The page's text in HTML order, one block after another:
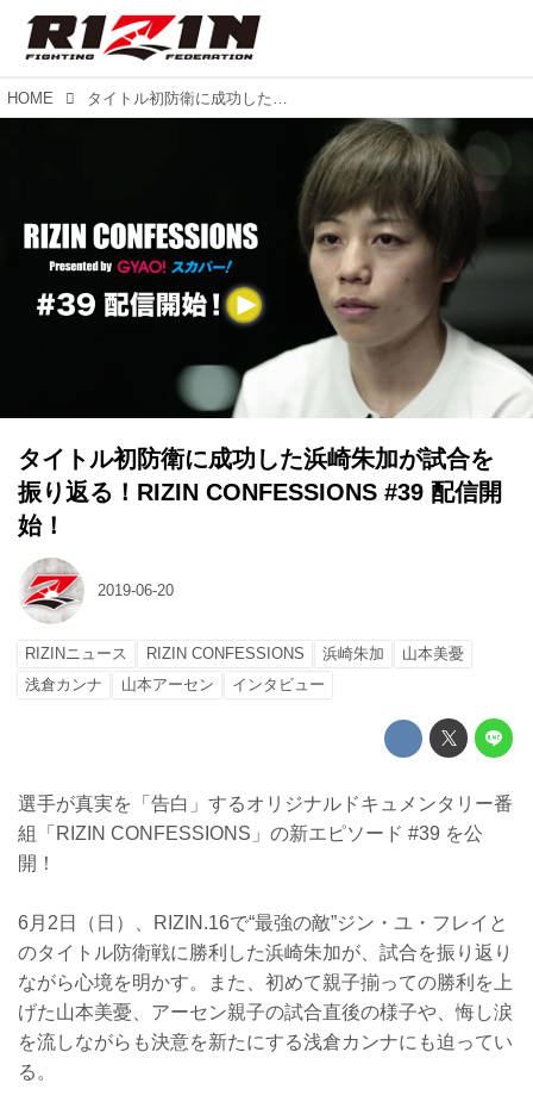
HOME タイトル初防衛に成功した浜崎朱加が試合を振り返る！RIZIN CONFESSIONS #39 配信開始！
タイトル初防衛に成功した浜崎朱加が試合を
振り返る！RIZIN CONFESSIONS #39 配信開
始！
2019-06-20
RIZINニュース RIZIN CONFESSIONS 浜崎朱加
山本美憂
浅倉カンナ
山本アーセン インタビュー
選手が真実を「告白」するオリジナルドキュメンタリー番
組「RIZIN CONFESSIONS」の新エピソード #39 を公
開！
6月2日（日）、RIZIN.16で“最強の敵”ジン・ユ・フレイと
のタイトル防衛戦に勝利した浜崎朱加が、試合を振り返り
ながら心境を明かす。また、初めて親子揃っての勝利を上
げた山本美憂、アーセン親子の試合直後の様子や、悔し涙
を流しながらも決意を新たにする浅倉カンナにも迫ってい
る。